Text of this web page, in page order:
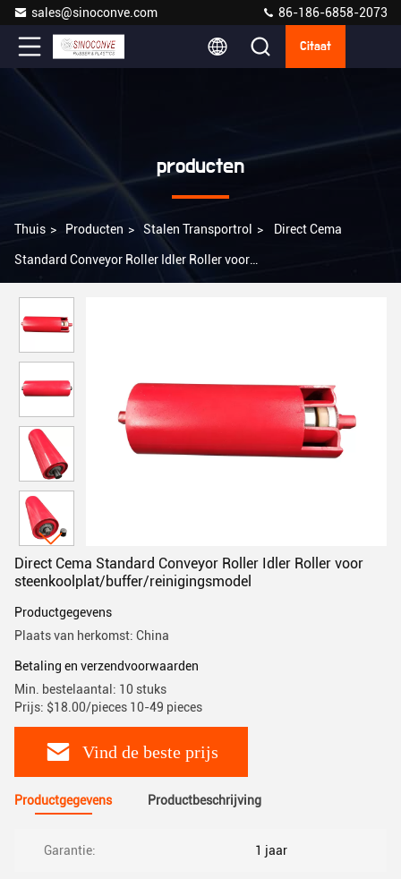
sales@sinoconve.com 86-186-6858-2073
Citaat
producten
Thuis > Producten > Stalen Transportrol > Direct Cema
Standard Conveyor Roller Idler Roller voor
Direct Cema Standard Conveyor Roller Idler Roller voor
steenkoolplat/buffer/reinigingsmodel
Productgegevens
Plaats van herkomst: China
Betaling en verzendvoorwaarden
Min. bestelaantal: 10 stuks
Prijs: $18.00/pieces 10-49 pieces
Vind de beste prijs
Productgegevens Productbeschrijving
Garantie: 1 jaar